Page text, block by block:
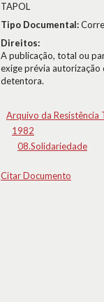
TAPOL
Tipo Documental:
Direitos:
A publicação, total ou
exige prévia autorização
detentora.
Arquivo da Resistência
1982
08.Solidariedade
Citar Documento